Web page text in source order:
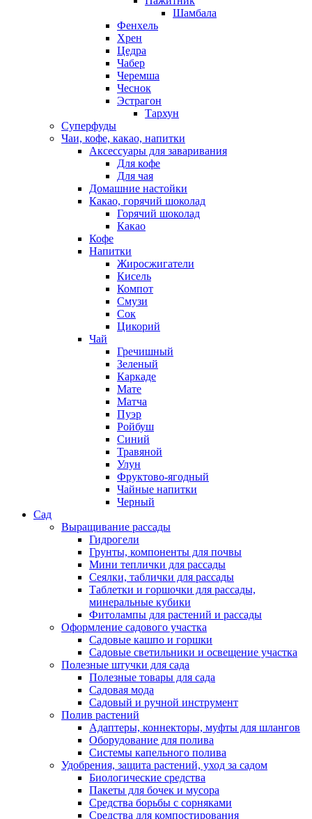
Шамбала
Фенхель
Хрен
Цедра
Чабер
Черемша
Чеснок
Эстрагон
Тархун
Суперфуды
Чаи, кофе, какао, напитки
Аксессуары для заваривания
Для кофе
Для чая
Домашние настойки
Какао, горячий шоколад
Горячий шоколад
Какао
Кофе
Напитки
Жиросжигатели
Кисель
Компот
Смузи
Сок
Цикорий
Чай
Гречишный
Зеленый
Каркаде
Мате
Матча
Пуэр
Ройбуш
Синий
Травяной
Улун
Фруктово-ягодный
Чайные напитки
Черный
Сад
Выращивание рассады
Гидрогели
Грунты, компоненты для почвы
Мини теплички для рассады
Сеялки, таблички для рассады
Таблетки и горшочки для рассады,
минеральные кубики
Фитолампы для растений и рассады
Оформление садового участка
Садовые кашпо и горшки
Садовые светильники и освещение участка
Полезные штучки для сада
Полезные товары для сада
Садовая мода
Садовый и ручной инструмент
Полив растений
Адаптеры, коннекторы, муфты для шлангов
Оборудование для полива
Системы капельного полива
Удобрения, защита растений, уход за садом
Биологические средства
Пакеты для бочек и мусора
Средства борьбы с сорняками
Средства для компостирования